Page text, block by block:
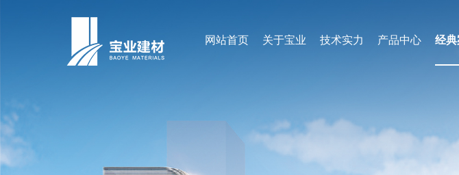
网站首页 关于宝业 技术实力 产品中心 经典